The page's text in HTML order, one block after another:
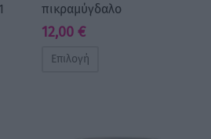
πικραμύγδαλο
12,00 €
Επιλογή